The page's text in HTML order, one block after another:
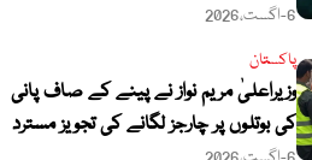
خارجہ
6-اگست،2026
پاکستان
وزیراعلیٰ مریم نواز نے پینے کے صاف پانی
کی بوتلوں پر چارجز لگانے کی تجویز مسترد